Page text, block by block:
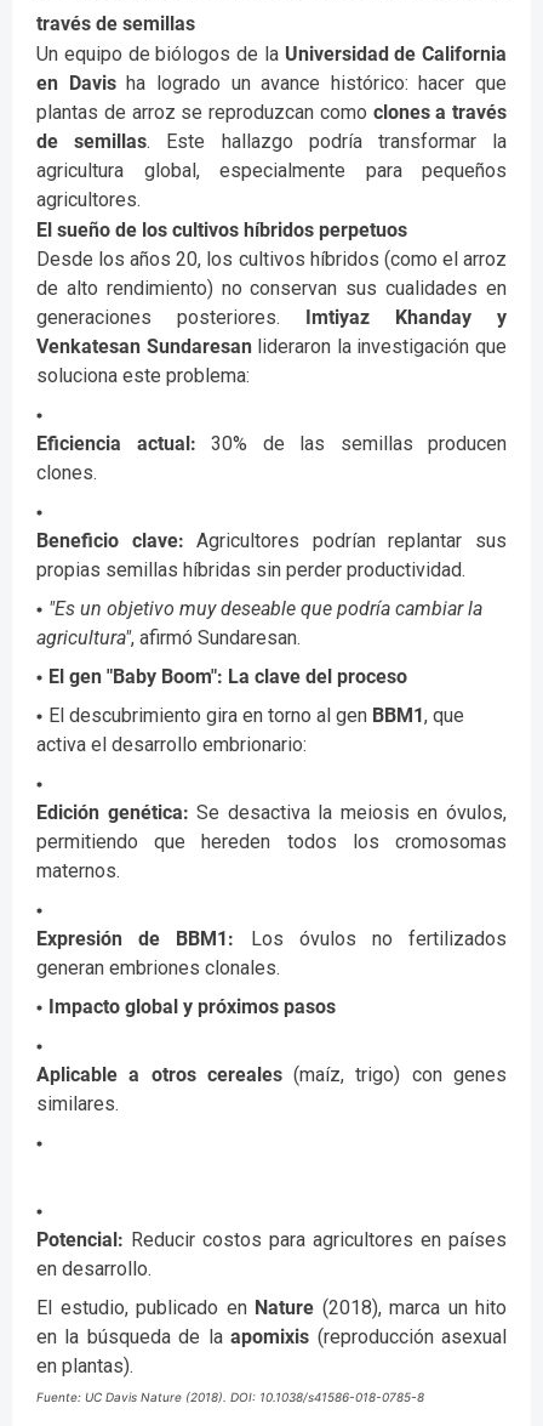
través de semillas
Un equipo de biólogos de la Universidad de California
en Davisha logrado un avance histórico: hacer que
plantas de arroz se reproduzcan como clones a través
de semillas. Este hallazgo podría transformar la
agricultura global, especialmente para pequeños
agricultores.
El sueño de los cultivos híbridos perpetuos
Desde los años 20, los cultivos híbridos (como el arroz
de alto rendimiento) no conservan sus cualidades en
generaciones posteriores. Imtiyaz Khanday y
Venkatesan Sundaresanlideraron la investigación que
soluciona este problema:
Eficiencia actual: 30% de las semillas producen
clones.
Beneficio clave: Agricultores podrían replantar sus
propias semillas híbridas sin perder productividad.
"Es un objetivo muy deseable que podría cambiar la
agricultura", afirmó Sundaresan.
El gen "Baby Boom": La clave del proceso
El descubrimiento gira en torno al gen BBM1, que
activa el desarrollo embrionario:
Edición genética: Se desactiva la meiosis en óvulos,
permitiendo que hereden todos los cromosomas
maternos.
Expresión de BBM1: Los óvulos no fertilizados
generan embriones clonales.
Impacto global y próximos pasos
Aplicable a otros cereales(maíz, trigo) con genes
similares.
Potencial: Reducir costos para agricultores en países
en desarrollo.
El estudio, publicado en Nature (2018), marca un hito
en la búsqueda de laapomixis (reproducción asexual
en plantas).
Fuente: UC Davis Nature (2018). DOI: 10.1038/s41586-018-0785-8